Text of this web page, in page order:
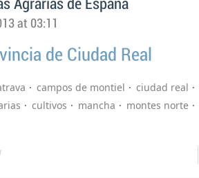
Agrarias de España
at 03:11
de Ciudad Real
campos de montiel
ciudad real
cultivos mancha
montes norte